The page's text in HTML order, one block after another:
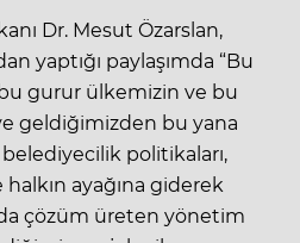
Dr. Mesut Özarslan,
yaptığı paylaşımda “Bu
gurur ülkemizin ve bu
geldiğimizden bu yana
politikaları,
ayağına giderek
çözüm üreten yönetim